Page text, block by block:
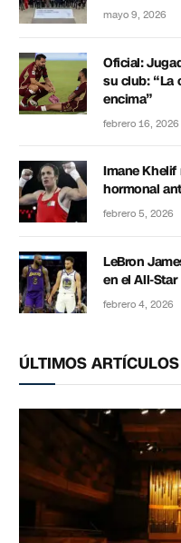
mayo 9, 2026
Oficial:
su club: “La
encima”
febrero 16, 2026
Imane Khelif
hormonal
febrero 5, 2026
LeBron
en el All-Star
febrero 4, 2026
ÚLTIMOS ARTÍCULOS